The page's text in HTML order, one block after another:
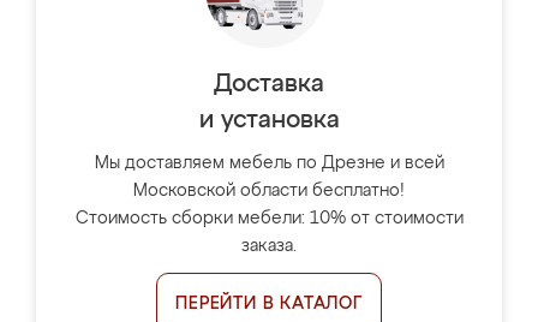
Доставка
и установка
Мы доставляем мебель по Дрезне и всей
Московской области бесплатно!
Стоимость сборки мебели: 10% от стоимости
заказа.
ПЕРЕЙТИ В КАТАЛОГ